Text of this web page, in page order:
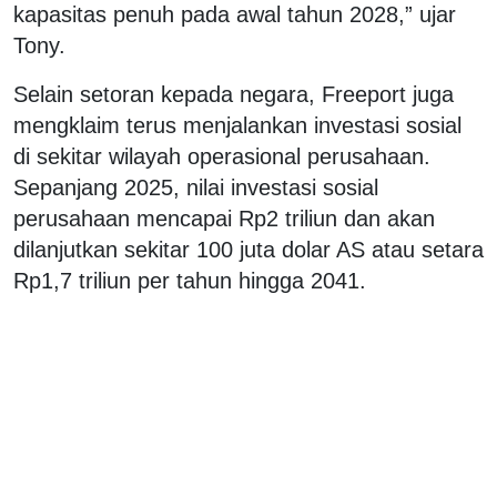
kapasitas penuh pada awal tahun 2028,” ujar
Tony.
Selain setoran kepada negara, Freeport juga
mengklaim terus menjalankan investasi sosial
di sekitar wilayah operasional perusahaan.
Sepanjang 2025, nilai investasi sosial
perusahaan mencapai Rp2 triliun dan akan
dilanjutkan sekitar 100 juta dolar AS atau setara
Rp1,7 triliun per tahun hingga 2041.